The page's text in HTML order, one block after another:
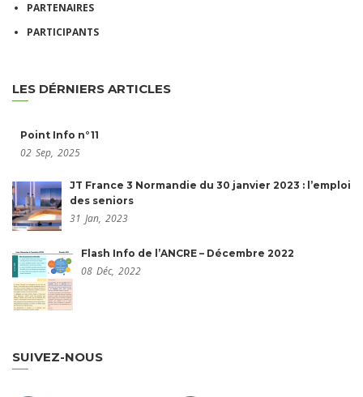
PARTENAIRES
PARTICIPANTS
LES DÉRNIERS ARTICLES
Point Info n°11
02 Sep, 2025
JT France 3 Normandie du 30 janvier 2023 : l’emploi
des seniors
31 Jan, 2023
Flash Info de l’ANCRE – Décembre 2022
08 Déc, 2022
SUIVEZ-NOUS